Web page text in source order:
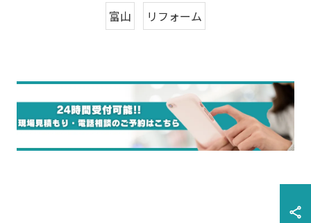
富山 リフォーム